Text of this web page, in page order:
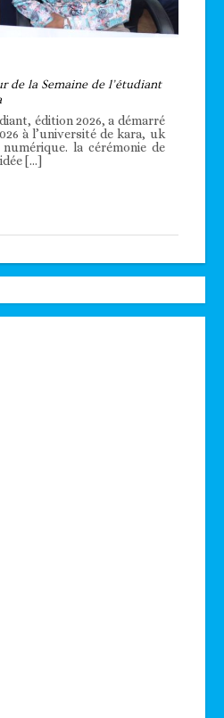
de la Semaine de l’étudiant
édition 2026, a démarré
à l’université de kara, uk
la cérémonie de
[…]